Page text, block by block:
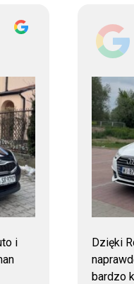
i
Dzięki
bardzo